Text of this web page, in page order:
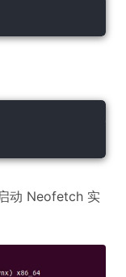
动 Neofetch 实